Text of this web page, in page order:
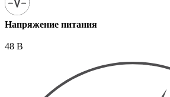
Напряжение питания
48 В